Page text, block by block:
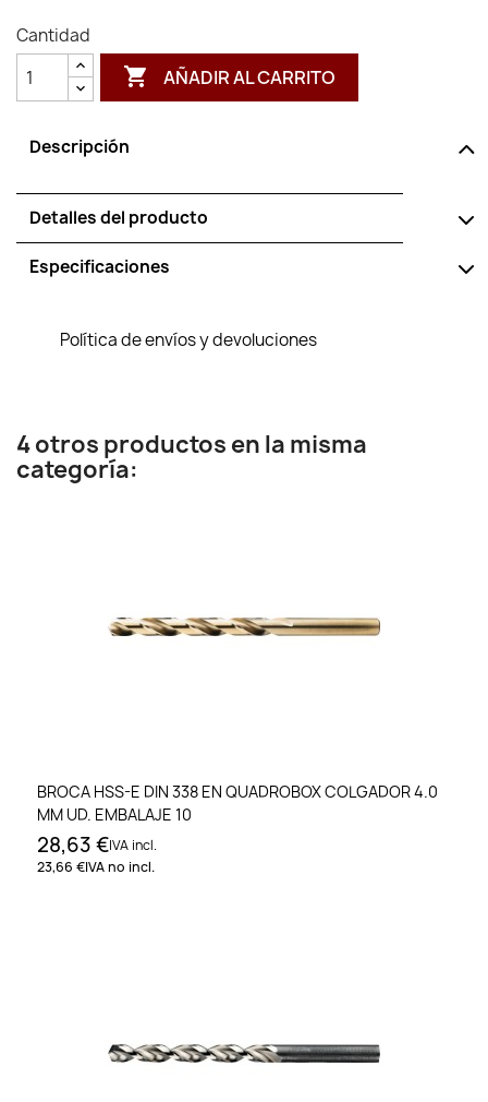
Cantidad
 AÑADIR AL CARRITO
Descripción
Detalles del producto
Especificaciones
Política de envíos y devoluciones
4 otros productos en la misma
categoría:
BROCA HSS-E DIN 338 EN QUADROBOX COLGADOR 4.0
MM UD. EMBALAJE 10
28,63 €IVA incl.
23,66 €IVA no incl.